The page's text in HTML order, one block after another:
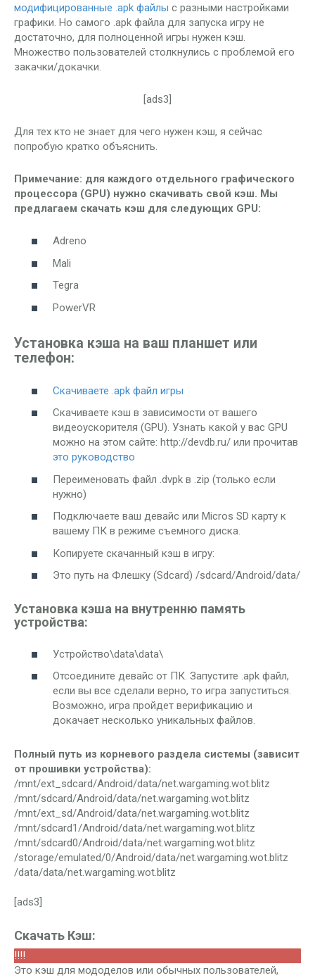
модифицированные .apk файлы с разными настройками
графики. Но самого .apk файла для запуска игру не
достаточно, для полноценной игры нужен кэш.
Множество пользователей столкнулись с проблемой его
закачки/докачки.
[ads3]
Для тех кто не знает для чего нужен кэш, я сейчас
попробую кратко объяснить.
Примечание: для каждого отдельного графического
процессора (GPU) нужно скачивать свой кэш. Мы
предлагаем скачать кэш для следующих GPU:
Adreno
Mali
Tegra
PowerVR
Установка кэша на ваш планшет или
телефон:
Скачиваете .apk файл игры
Скачиваете кэш в зависимости от вашего
видеоускорителя (GPU). Узнать какой у вас GPU
можно на этом сайте: http://devdb.ru/ или прочитав
это руководство
Переименовать файл .dvpk в .zip (только если
нужно)
Подключаете ваш девайс или Micros SD карту к
вашему ПК в режиме съемного диска.
Копируете скачанный кэш в игру:
Это путь на Флешку (Sdcard) /sdcard/Android/data/
Установка кэша на внутренню память
устройства:
Устройство\data\data\
Отсоедините девайс от ПК. Запустите .apk файл,
если вы все сделали верно, то игра запуститься.
Возможно, игра пройдет верификацию и
докачает несколько уникальных файлов.
Полный путь из корневого раздела системы (зависит
от прошивки устройства):
/mnt/ext_sdcard/Android/data/net.wargaming.wot.blitz
/mnt/sdcard/Android/data/net.wargaming.wot.blitz
/mnt/ext_sd/Android/data/net.wargaming.wot.blitz
/mnt/sdcard1/Android/data/net.wargaming.wot.blitz
/mnt/sdcard0/Android/data/net.wargaming.wot.blitz
/storage/emulated/0/Android/data/net.wargaming.wot.blitz
/data/data/net.wargaming.wot.blitz
[ads3]
Скачать Кэш:
!!!!
Это кэш для мододелов или обычных пользователей,